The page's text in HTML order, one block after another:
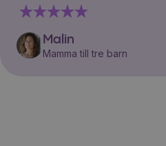
Malin
Mamma till tre barn